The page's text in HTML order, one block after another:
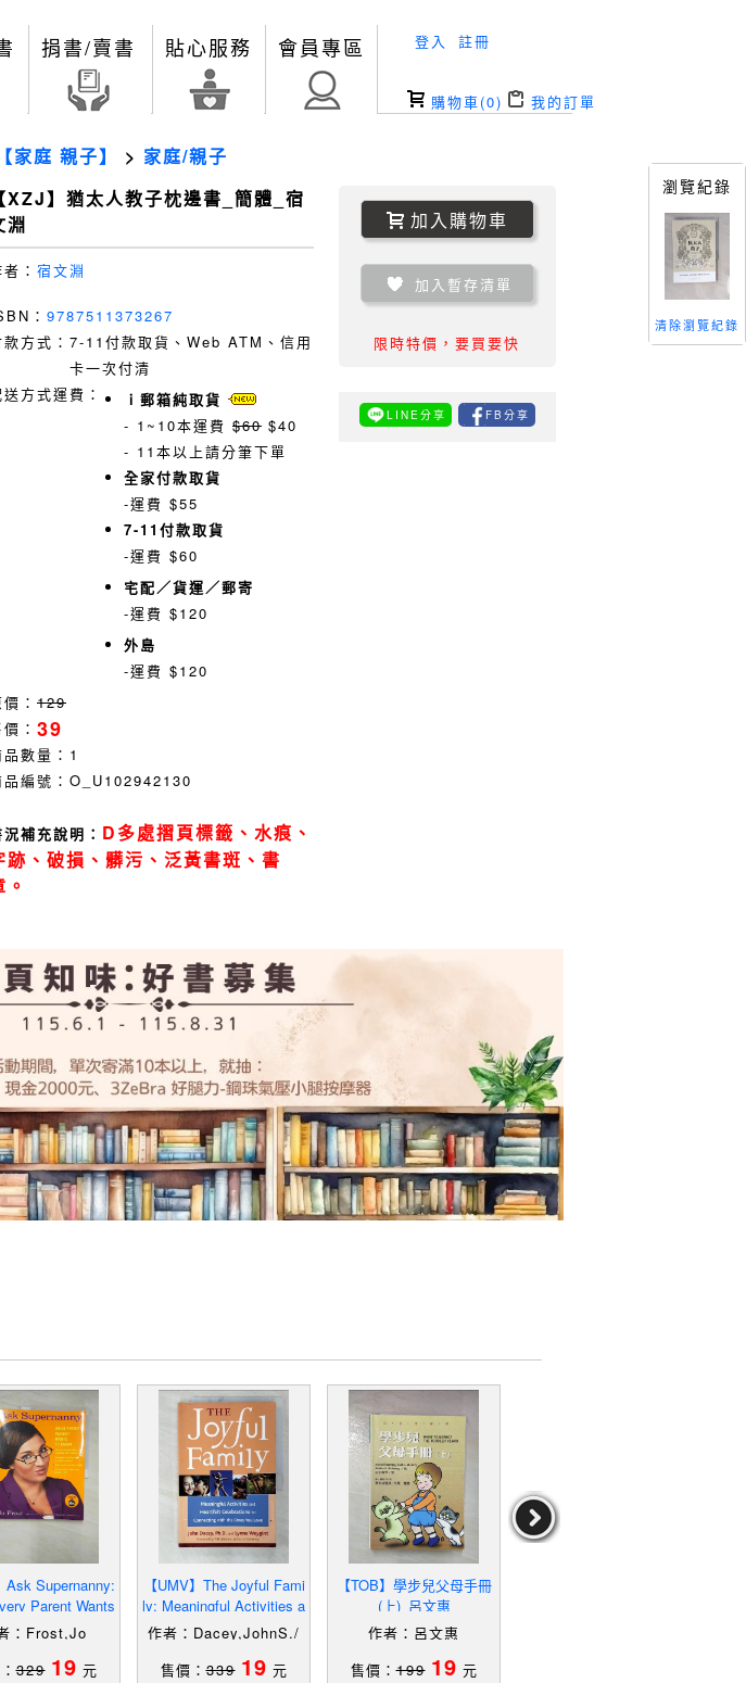
捐書/賣書 貼心服務 會員專區 登入 註冊
購物車(0) 我的訂單
【家庭 親子】 > 家庭/親子
【XZJ】猶太人教子枕邊書_簡體_宿
淵
： 宿文淵
： 9787511373267
方式： 7-11付款取貨、Web ATM、信用
卡一次付清
方式運費：
ｉ郵箱純取貨
- 1~10本運費 $60 $40
- 11本以上請分筆下單
全家付款取貨
-運費 $55
7-11付款取貨
-運費 $60
宅配／貨運／郵寄
-運費 $120
外島
-運費 $120
： 129
： 39
數量： 1
編號： O_U102942130
補充說明： D多處摺頁標籤、水痕、
跡、破損、髒污、泛黃書斑、書
加入購物車
加入暫存清單
限時特價，要買要快
LINE分享 FB分享
Ask Supernanny:
Parent Wants
Jo
：Frost,Jo
329 19 元
【UMV】The Joyful Fami
ly: Meaningful Activities a
nd Heartfelt Celebrati
作者：Dacey,JohnS./
售價：339 19 元
【TOB】學步兒父母手冊
(上)_呂文惠
作者：呂文惠
售價：199 19 元
瀏覽紀錄
清除瀏覽紀錄